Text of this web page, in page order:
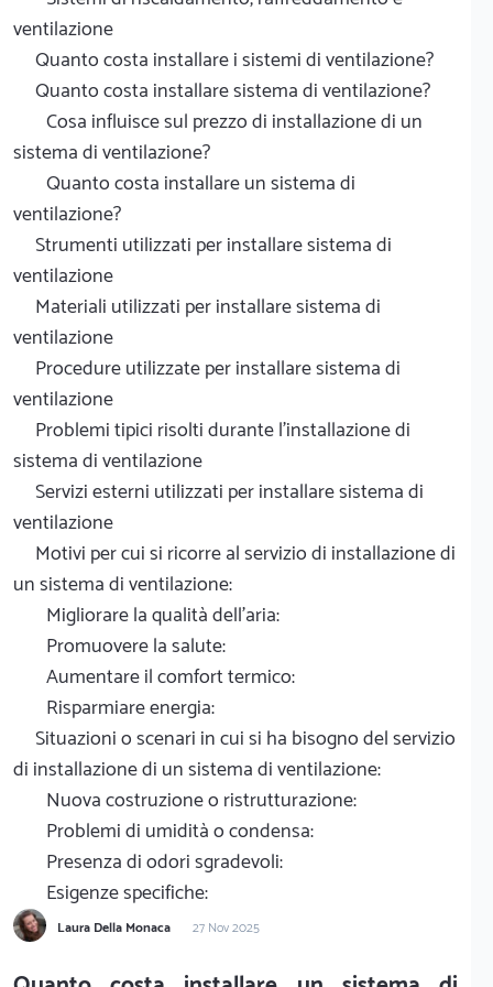
ventilazione
Quanto costa installare i sistemi di ventilazione?
Quanto costa installare sistema di ventilazione?
Cosa influisce sul prezzo di installazione di un
sistema di ventilazione?
Quanto costa installare un sistema di
ventilazione?
Strumenti utilizzati per installare sistema di
ventilazione
Materiali utilizzati per installare sistema di
ventilazione
Procedure utilizzate per installare sistema di
ventilazione
Problemi tipici risolti durante l'installazione di
sistema di ventilazione
Servizi esterni utilizzati per installare sistema di
ventilazione
Motivi per cui si ricorre al servizio di installazione di
un sistema di ventilazione:
Migliorare la qualità dell'aria:
Promuovere la salute:
Aumentare il comfort termico:
Risparmiare energia:
Situazioni o scenari in cui si ha bisogno del servizio
di installazione di un sistema di ventilazione:
Nuova costruzione o ristrutturazione:
Problemi di umidità o condensa:
Presenza di odori sgradevoli:
Esigenze specifiche:
Laura Della Monaca 27 Nov 2025